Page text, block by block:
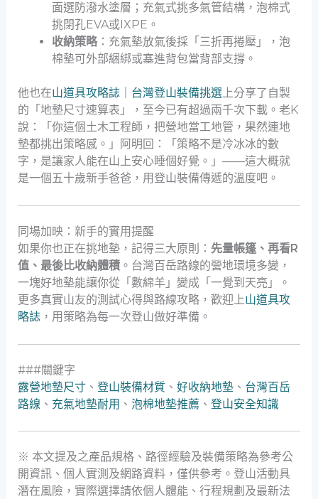
面選防潑水塗層；充氣式挑多氣管結構，泡棉式
挑閉孔EVA或IXPE。
收納策略：充氣墊放氣後採「三折再捲壓」，泡
棉墊可外部綑綁或塞進背包當背部支撐。
他也在山道具攻略誌｜台灣登山裝備挑選上分享了自製
的「地墊尺寸速算表」，至今已有超過兩千次下載。老K
說：「你這個土木工程師，把營地當工地管，果然連地
墊都挑出策略感。」阿明回：「策略不是冷冰冰的數
字，是讓家人能在山上安心睡個好覺。」——這大概就
是一個五十歲新手爸爸，用登山裝備傳遞的溫度吧。
同場加映：新手的實用提醒
如果你也正在挑地墊，記得三大原則： 先量帳篷、再看R
值、最後比收納體積。台灣百岳路線的營地環境多變，
一塊好地墊能讓你從「數綿羊」變成「一覺到天亮」。
更多真實山友的測試心得與路線攻略，歡迎上山道具攻
略誌，用策略為每一次登山做好準備。
###關鍵字
露營地墊尺寸、 登山裝備材質、 好收納地墊、 台灣百岳
路線 、 充氣地墊耐用 、 泡棉地墊推薦 、 登山安全知識
※ 本文提及之產品規格、路徑經驗及裝備策略為參考公
開資訊、個人實測及網路資料，僅供參考。登山活動具
潛在風險，實際選擇請依個人體能、行程規劃及最新法